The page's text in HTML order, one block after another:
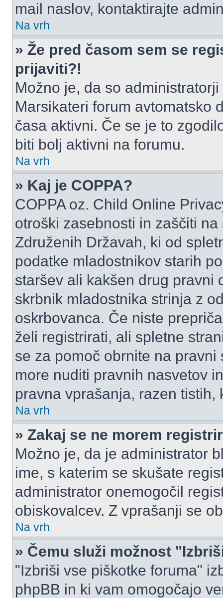
mail naslov, kontaktirajte
Na vrh
» Že pred časom sem se
prijaviti?!
Možno je, da so
Marsikateri forum avtomatsko
časa aktivni. Če se je to
biti bolj aktivni na forumu.
Na vrh
» Kaj je COPPA?
COPPA oz. Child Online
otroški zasebnosti in zaščiti
Združenih Državah, ki od
podatke mladostnikov starih
staršev ali kakšen drug pravni
skrbnik mladostnika strinja z
oskrbovanca. Če niste
želi registrirati, ali spletne
se za pomoč obrnite na
more nuditi pravnih nasvetov
pravna vprašanja, razen tistih,
Na vrh
» Zakaj se ne morem
Možno je, da je administrator
ime, s katerim se skušate
administrator onemogočil
obiskovalcev. Z vprašanji se
Na vrh
» Čemu služi možnost
"Izbriši vse piškotke foruma"
phpBB in ki vam omogočajo